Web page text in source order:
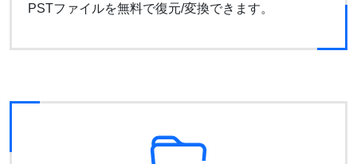
PSTファイルを無料で復元/変換できます。